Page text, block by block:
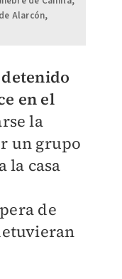
Alarcón,
do
en el
la
un grupo
la casa
de